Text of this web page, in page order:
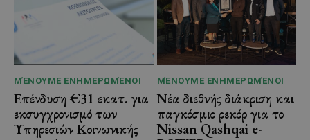
ΜΈΝΟΥΜΕ ΕΝΗΜΕΡΩΜΈΝΟΙ
Επένδυση €31 εκατ. για
εκσυγχρονισμό των
Υπηρεσιών Κοινωνικής
ΜΈΝΟΥΜΕ ΕΝΗΜΕΡΩΜΈΝΟΙ
Νέα διεθνής διάκριση και
παγκόσμιο ρεκόρ για το
Nissan Qashqai e-